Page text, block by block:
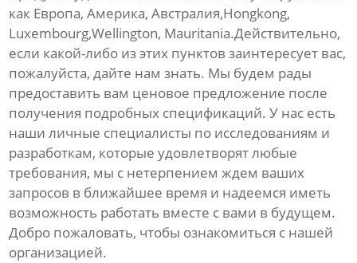
как Европа, Америка, Австралия,Hongkong,
Luxembourg,Wellington, Mauritania.Действительно,
если какой-либо из этих пунктов заинтересует вас,
пожалуйста, дайте нам знать. Мы будем рады
предоставить вам ценовое предложение после
получения подробных спецификаций. У нас есть
наши личные специалисты по исследованиям и
разработкам, которые удовлетворят любые
требования, мы с нетерпением ждем ваших
запросов в ближайшее время и надеемся иметь
возможность работать вместе с вами в будущем.
Добро пожаловать, чтобы ознакомиться с нашей
организацией.